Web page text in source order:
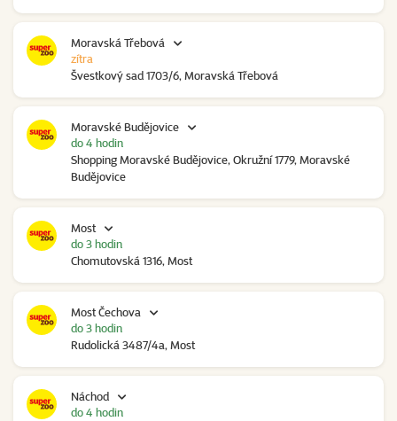
Moravská Třebová
Švestkový sad 1703/6, Moravská Třebová
zítra
Moravské Budějovice
Shopping Moravské Budějovice, Okružní 1779, Moravské
Budějovice
do 4 hodin
Most
Chomutovská 1316, Most
do 3 hodin
Most Čechova
Rudolická 3487/4a, Most
do 3 hodin
Náchod
do 4 hodin